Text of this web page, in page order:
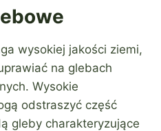
wysokiej jakości ziemi,
na glebach
Wysokie
odstraszyć część
gleby charakteryzujące